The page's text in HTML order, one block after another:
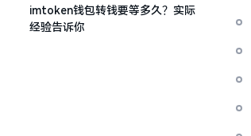
imtoken钱包转钱要等多久？实际
经验告诉你